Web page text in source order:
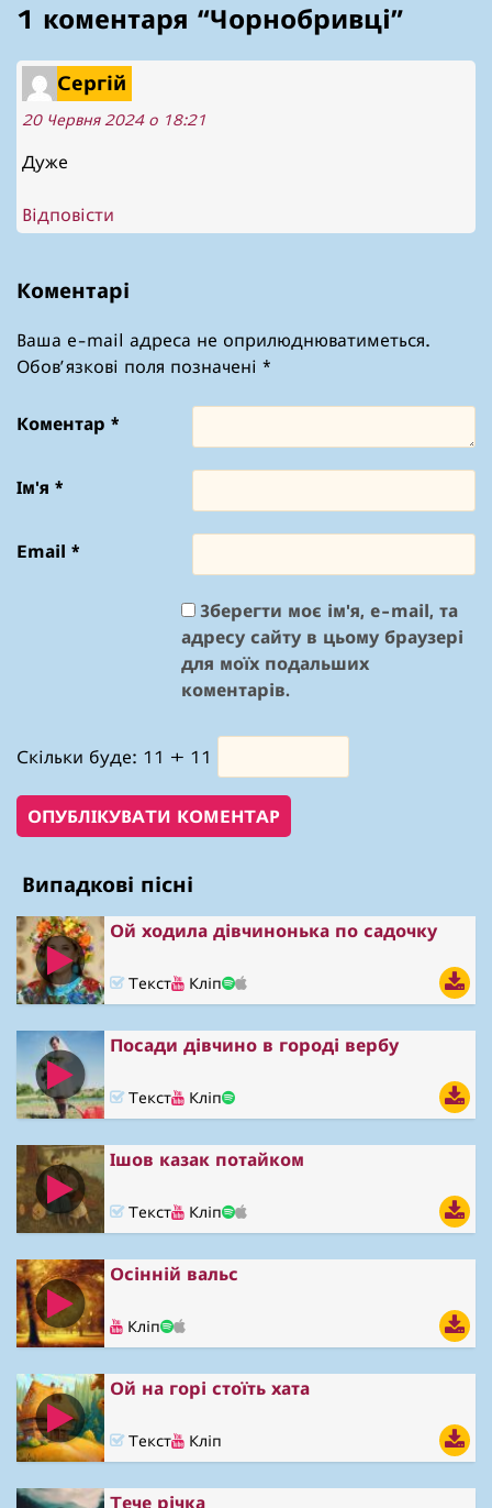
1 коментаря “Чорнобривці”
Сергій
20 Червня 2024 о 18:21
Дуже
Відповісти
Коментарі
Ваша e-mail адреса не оприлюднюватиметься.
Обов’язкові поля позначені *
Коментар *
Ім'я *
Email *
Зберегти моє ім'я, e-mail, та
адресу сайту в цьому браузері
для моїх подальших
коментарів.
Скільки буде: 11 + 11
Випадкові пісні
Ой ходила дівчинонька по садочку
Текст Кліп
Посади дівчино в городі вербу
Текст Кліп
Ішов казак потайком
Текст Кліп
Осінній вальс
Кліп
Ой на горі стоїть хата
Текст Кліп
Тече річка